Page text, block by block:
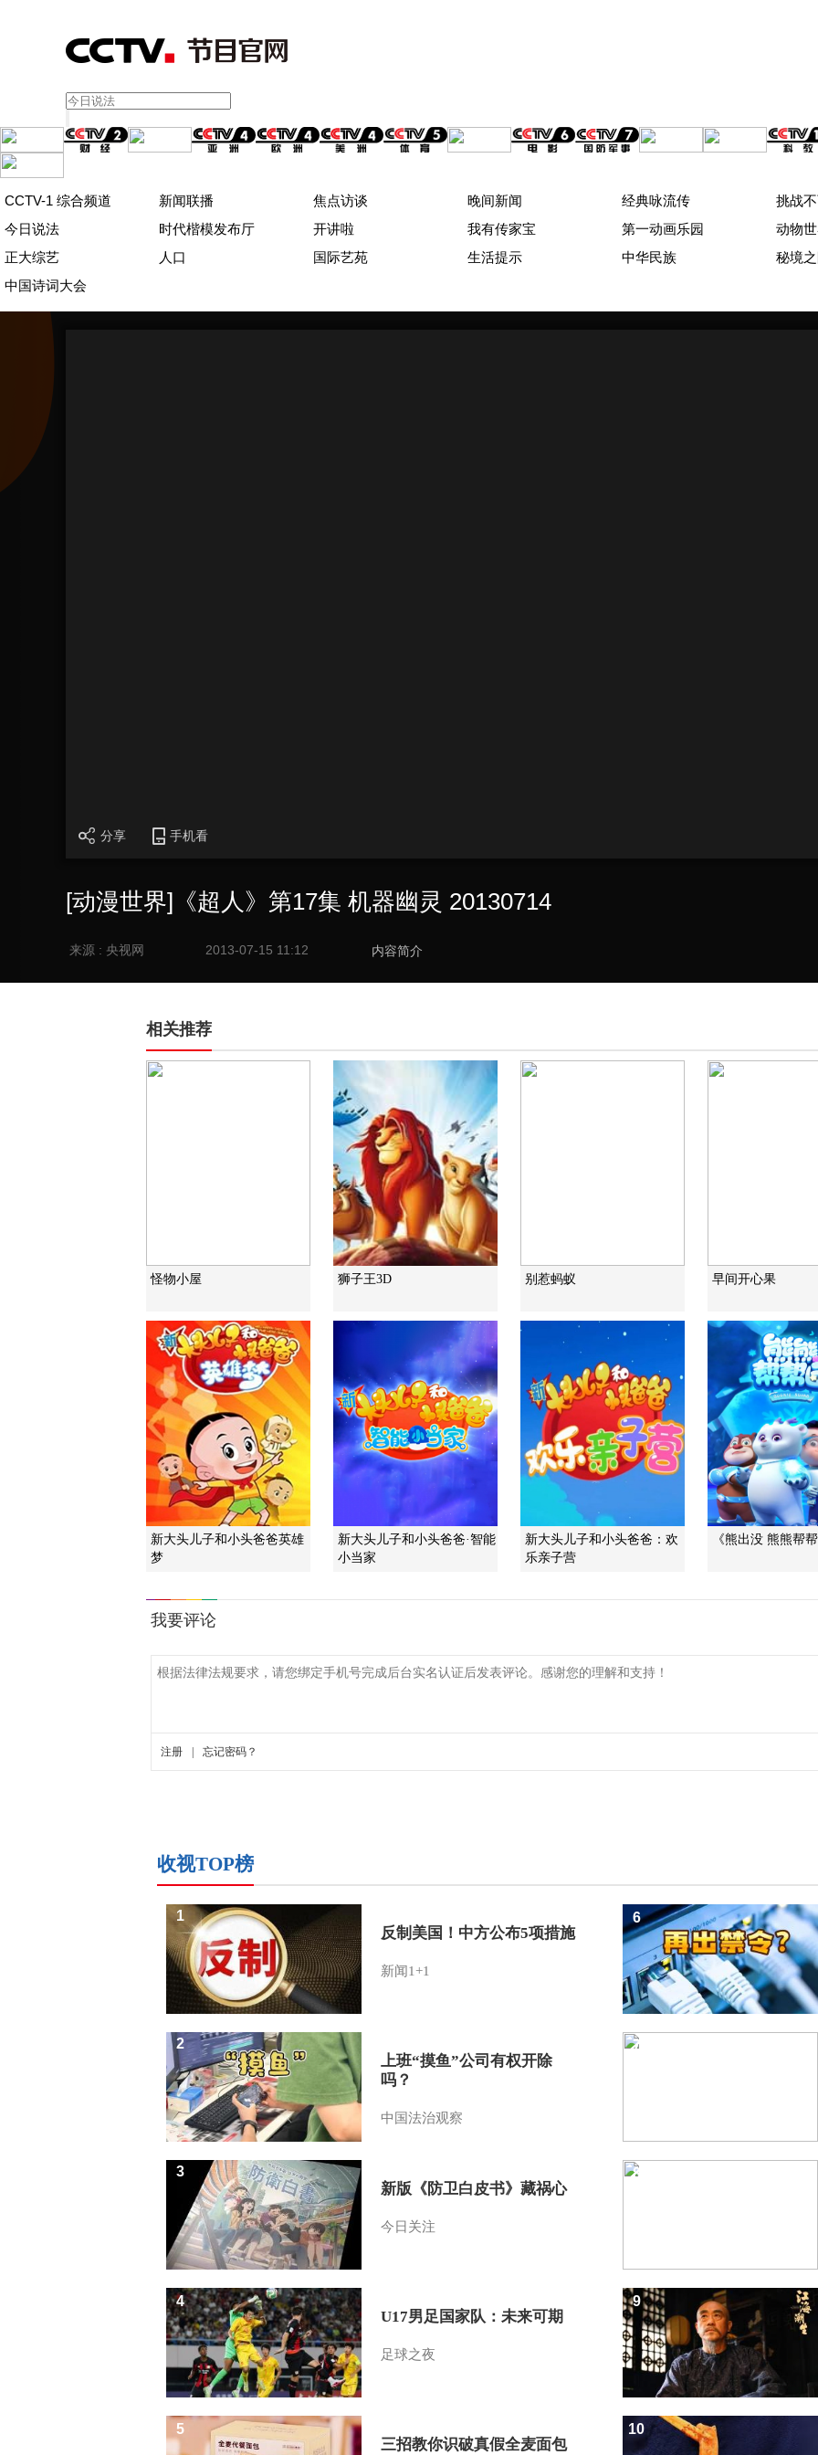
CCTV-1 综合频道 新闻联播 焦点访谈 晚间新闻 经典咏流传
挑战
今日说法
时代楷模发布厅 开讲啦 我有传家宝 第一动画乐园
动物
正大综艺
人口 国际艺苑 生活提示 中华民族
秘境
中国诗词大会
分享 手机看
[动漫世界]《超人》第17集 机器幽灵 20130714
来源 : 央视网 2013-07-15 11:12 内容简介
相关推荐
怪物小屋 狮子王3D 别惹蚂蚁 早间开心果
新大头儿子和小头爸爸英雄
梦
新大头儿子和小头爸爸·智能
小当家
新大头儿子和小头爸爸：欢
乐亲子营
《熊出没 熊熊帮
收视TOP榜
反制美国！中方公布5项措施
新闻1+1
1
上班“摸鱼”公司有权开除
吗？
中国法治观察
2
新版《防卫白皮书》藏祸心
今日关注
3
U17男足国家队：未来可期
足球之夜
4
三招教你识破真假全麦面包
5
6
7
8
9
10